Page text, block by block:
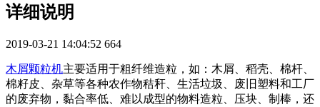
详细说明
2019-03-21 14:04:52 664
木屑颗粒机主要适用于粗纤维造粒，如：木屑、稻壳、棉杆、
棉籽皮、杂草等各种农作物秸秆、生活垃圾、废旧塑料和工厂
的废弃物，黏合率低、难以成型的物料造粒、压块、制棒，还